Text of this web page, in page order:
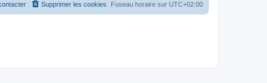
Fuseau horaire sur UTC+02:00
Supprimer les cookies